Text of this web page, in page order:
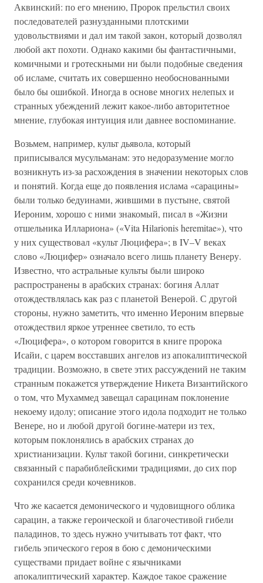
Аквинский: по его мнению, Пророк прельстил своих
последователей разнузданными плотскими
удовольствиями и дал им такой закон, который дозволял
любой акт похоти. Однако какими бы фантастичными,
комичными и гротескными ни были подобные сведения
об исламе, считать их совершенно необоснованными
было бы ошибкой. Иногда в основе многих нелепых и
странных убеждений лежит какое-либо авторитетное
мнение, глубокая интуиция или давнее воспоминание.
Возьмем, например, культ дьявола, который
приписывался мусульманам: это недоразумение могло
возникнуть из-за расхождения в значении некоторых слов
и понятий. Когда еще до появления ислама «сарацины»
были только бедуинами, жившими в пустыне, святой
Иероним, хорошо с ними знакомый, писал в «Жизни
отшельника Иллариона» («Vita Hilarionis heremitae»), что
у них существовал «культ Люцифера»; в IV–V веках
слово «Люцифер» означало всего лишь планету Венеру.
Известно, что астральные культы были широко
распространены в арабских странах: богиня Аллат
отождествлялась как раз с планетой Венерой. С другой
стороны, нужно заметить, что именно Иероним впервые
отождествил яркое утреннее светило, то есть
«Люцифера», о котором говорится в книге пророка
Исайи, с царем восставших ангелов из апокалиптической
традиции. Возможно, в свете этих рассуждений не таким
странным покажется утверждение Никета Византийского
о том, что Мухаммед завещал сарацинам поклонение
некоему идолу; описание этого идола подходит не только
Венере, но и любой другой богине-матери из тех,
которым поклонялись в арабских странах до
христианизации. Культ такой богини, синкретически
связанный с парабиблейскими традициями, до сих пор
сохранился среди кочевников.
Что же касается демонического и чудовищного облика
сарацин, а также героической и благочестивой гибели
паладинов, то здесь нужно учитывать тот факт, что
гибель эпического героя в бою с демоническими
существами придает войне с язычниками
апокалиптический характер. Каждое такое сражение